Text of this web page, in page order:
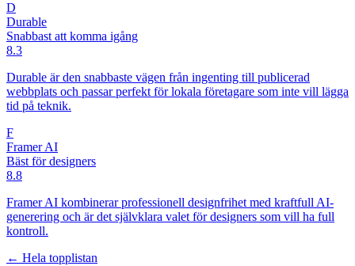
D
Durable
Snabbast att komma igång
8.3
Durable är den snabbaste vägen från ingenting till publicerad
webbplats och passar perfekt för lokala företagare som inte vill lägga
tid på teknik.
F
Framer AI
Bäst för designers
8.8
Framer AI kombinerar professionell designfrihet med kraftfull AI-
generering och är det självklara valet för designers som vill ha full
kontroll.
← Hela topplistan